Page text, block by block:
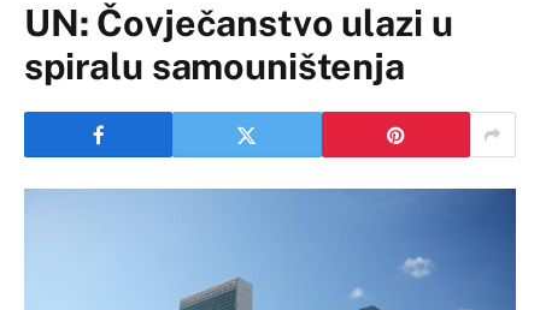
UN: Čovječanstvo ulazi u
spiralu samouništenja